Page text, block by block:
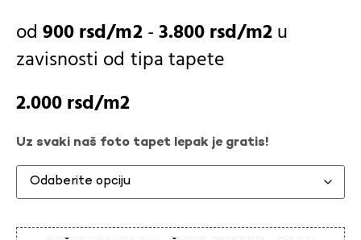
900rsd -3.800rsd
u
zavisnosti od tipa tapete
2.000rsd
Uz svaki naš foto tapet lepak je gratis!